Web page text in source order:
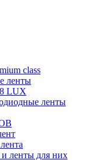
class
ленты
LUX
ленты
ленты для них